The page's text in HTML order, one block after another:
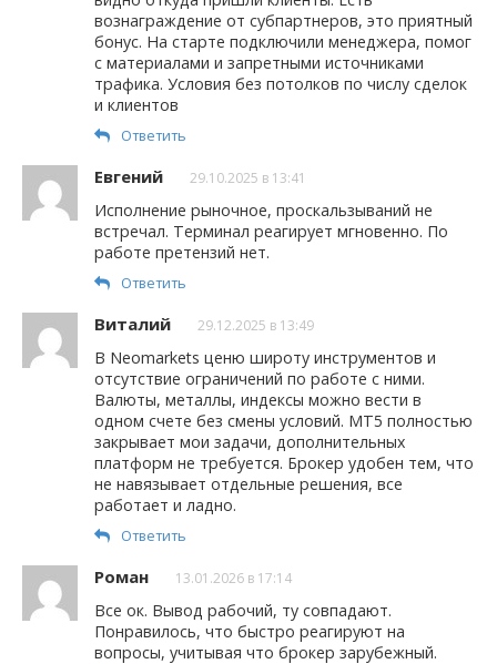
вознаграждение от субпартнеров, это приятный
бонус. На старте подключили менеджера, помог
с материалами и запретными источниками
трафика. Условия без потолков по числу сделок
и клиентов
Ответить
Евгений 29.10.2025 в 13:41
Исполнение рыночное, проскальзываний не
встречал. Терминал реагирует мгновенно. По
работе претензий нет.
Ответить
Виталий 29.12.2025 в 13:49
В Neomarkets ценю широту инструментов и
отсутствие ограничений по работе с ними.
Валюты, металлы, индексы можно вести в
одном счете без смены условий. MT5 полностью
закрывает мои задачи, дополнительных
платформ не требуется. Брокер удобен тем, что
не навязывает отдельные решения, все
работает и ладно.
Ответить
Роман 13.01.2026 в 17:14
Все ок. Вывод рабочий, ту совпадают.
Понравилось, что быстро реагируют на
вопросы, учитывая что брокер зарубежный.